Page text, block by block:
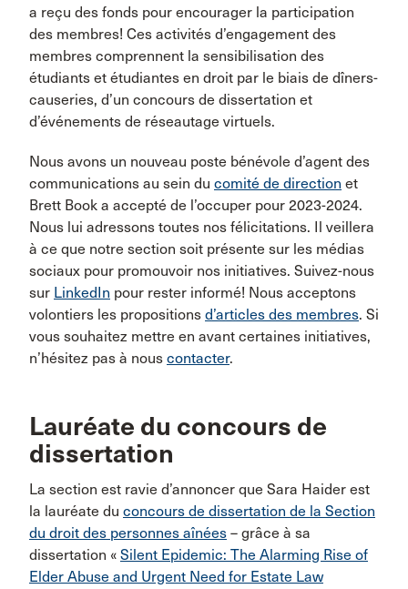
a reçu des fonds pour encourager la participation
des membres! Ces activités d’engagement des
membres comprennent la sensibilisation des
étudiants et étudiantes en droit par le biais de dîners-
causeries, d’un concours de dissertation et
d’événements de réseautage virtuels.
Nous avons un nouveau poste bénévole d’agent des
communications au sein du comité de direction et
Brett Book a accepté de l’occuper pour 2023-2024.
Nous lui adressons toutes nos félicitations. Il veillera
à ce que notre section soit présente sur les médias
sociaux pour promouvoir nos initiatives. Suivez-nous
sur LinkedIn pour rester informé! Nous acceptons
volontiers les propositions d’articles des membres. Si
vous souhaitez mettre en avant certaines initiatives,
n’hésitez pas à nous contacter.
Lauréate du concours de
dissertation
La section est ravie d’annoncer que Sara Haider est
la lauréate du concours de dissertation de la Section
du droit des personnes aînées – grâce à sa
dissertation « Silent Epidemic: The Alarming Rise of
Elder Abuse and Urgent Need for Estate Law